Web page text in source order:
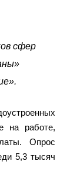
сфер
на работе,
Опрос
5,3 тысяч